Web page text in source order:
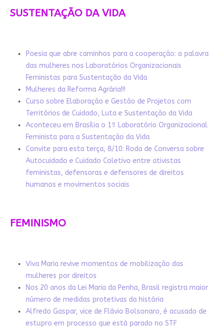
SUSTENTAÇÃO DA VIDA
Poesia que abre caminhos para a cooperação: a palavra
das mulheres nos Laboratórios Organizacionais
Feministas para Sustentação da Vida
Mulheres da Reforma Agrária!!!
Curso sobre Elaboração e Gestão de Projetos com
Territórios de Cuidado, Luta e Sustentação da Vida
Aconteceu em Brasília o 1º Laboratório Organizacional
Feminista para a Sustentação da Vida
Convite para esta terça, 8/10: Roda de Conversa sobre
Autocuidado e Cuidado Coletivo entre ativistas
feministas, defensoras e defensores de direitos
humanos e movimentos sociais
FEMINISMO
Viva Maria revive momentos de mobilização das
mulheres por direitos
Nos 20 anos da Lei Maria da Penha, Brasil registra maior
número de medidas protetivas da história
Alfredo Gaspar, vice de Flávio Bolsonaro, é acusado de
estupro em processo que está parado no STF